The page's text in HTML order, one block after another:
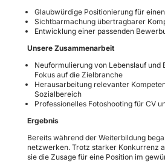
Glaubwürdige Positionierung für
Sichtbarmachung übertragbarer
Entwicklung einer passenden
Unsere Zusammenarbeit
Neuformulierung von Lebenslauf und
Fokus auf die Zielbranche
Herausarbeitung relevanter
Sozialbereich
Professionelles Fotoshooting für CV
Ergebnis
Bereits während der Weiterbildung
netzwerken. Trotz starker Konkurrenz
sie die Zusage für eine Position im